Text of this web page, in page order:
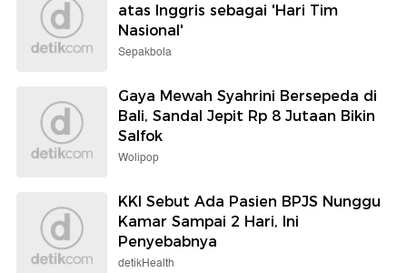
atas Inggris sebagai 'Hari Tim
Nasional'
Sepakbola
Gaya Mewah Syahrini Bersepeda di
Bali, Sandal Jepit Rp 8 Jutaan Bikin
Salfok
Wolipop
KKI Sebut Ada Pasien BPJS Nunggu
Kamar Sampai 2 Hari, Ini
Penyebabnya
detikHealth